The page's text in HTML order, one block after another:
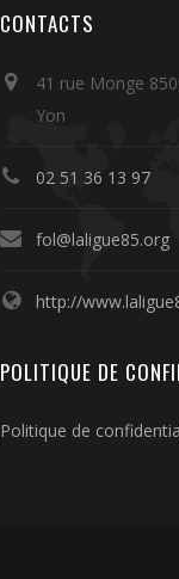
CONTACTS
41 rue Monge
Yon
02 51 36 13 97
fol@laligue85.org
http://
POLITIQUE DE
Politique de